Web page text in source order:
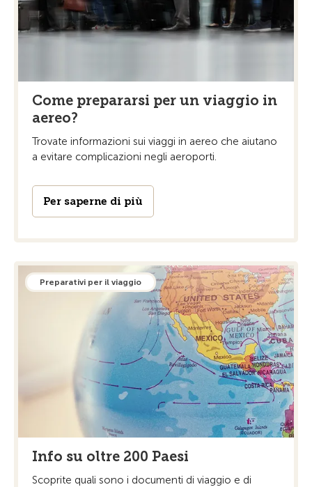
Come prepararsi per un viaggio in
aereo?
Trovate informazioni sui viaggi in aereo che aiutano
a evitare complicazioni negli aeroporti.
Per saperne di più
Preparativi per il viaggio
Info su oltre 200 Paesi
Scoprite quali sono i documenti di viaggio e di